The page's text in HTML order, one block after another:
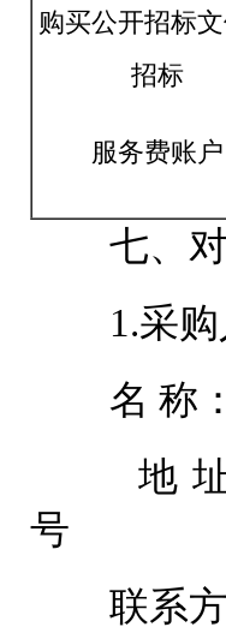
购买公开招标
招标
服务费账户
七、对
1.采购
名 称
地址
联系